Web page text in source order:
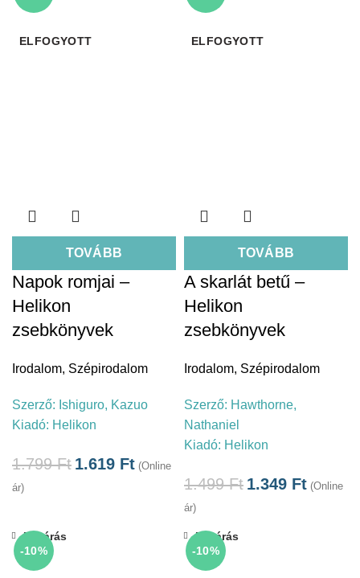
ELFOGYOTT
TOVÁBB
Napok romjai –
Helikon
zsebkönyvek
Irodalom, Szépirodalom
Szerző: Ishiguro, Kazuo
Kiadó: Helikon
1.799Ft 1.619 Ft (Online
ár)
ELFOGYOTT
TOVÁBB
A skarlát betű –
Helikon
zsebkönyvek
Irodalom, Szépirodalom
Szerző: Hawthorne,
Nathaniel
Kiadó: Helikon
1.499Ft 1.349 Ft (Online
ár)
-10%
Bezárás
-10%
Bezárás